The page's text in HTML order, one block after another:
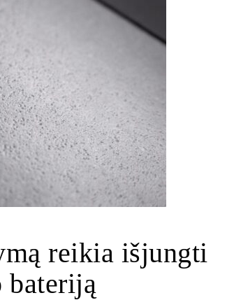
reikia išjungti
bateriją